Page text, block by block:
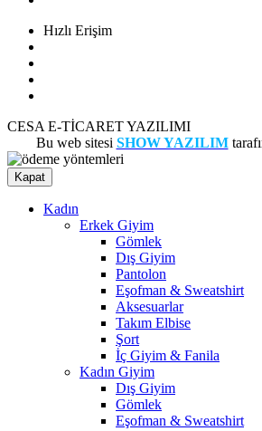
Hızlı Erişim
CESA E-TİCARET YAZILIMI
Bu web sitesi SHOW YAZILIM
Kapat
Kadın
Erkek Giyim
Gömlek
Dış Giyim
Pantolon
Eşofman & Sweatshirt
Aksesuarlar
Takım Elbise
Şort
İç Giyim & Fanila
Kadın Giyim
Dış Giyim
Gömlek
Eşofman & Sweatshirt